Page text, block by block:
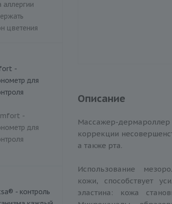
Описание
Массажер-
коррекции
а также рта.
Использование
кожи, способствует
эластина: кожа
-
для
- контроль